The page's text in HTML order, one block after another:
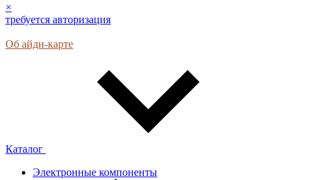
×
требуется авторизация
Об айди-карте
Каталог
Электронные компоненты